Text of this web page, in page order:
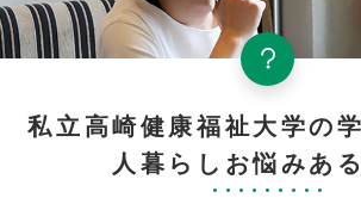
私立高崎健康福祉大学の
人暮らしお悩みあ